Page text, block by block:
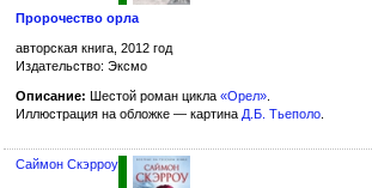
Пророчество орла
авторская книга, 2012 год
Издательство: Эксмо
Описание: Шестой роман цикла «Орел».
Иллюстрация на обложке — картина Д.Б. Тьеполо.
Саймон Скэрроу